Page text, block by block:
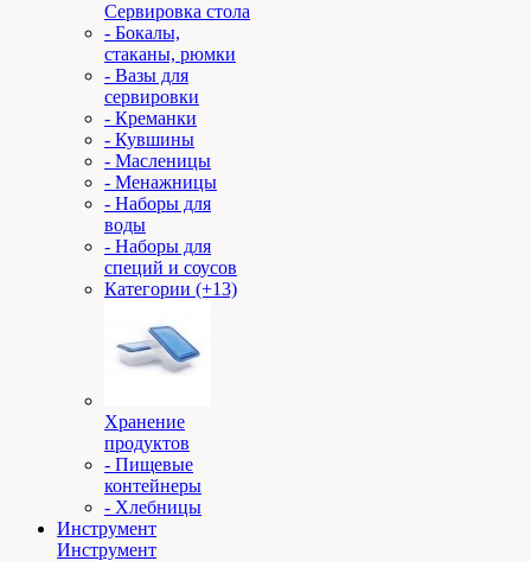
Сервировка стола
- Бокалы,
стаканы, рюмки
- Вазы для
сервировки
- Креманки
- Кувшины
- Масленицы
- Менажницы
- Наборы для
воды
- Наборы для
специй и соусов
Категории (+13)
Хранение
продуктов
- Пищевые
контейнеры
- Хлебницы
Инструмент
Инструмент